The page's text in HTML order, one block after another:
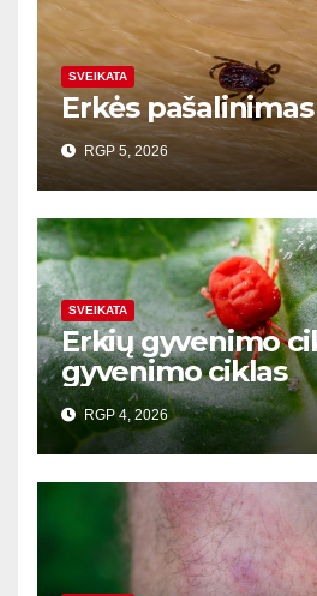
SVEIKATA
Erkės pašalinimas
RGP 5, 2026
SVEIKATA
Erkių gyvenimo
gyvenimo ciklas
RGP 4, 2026